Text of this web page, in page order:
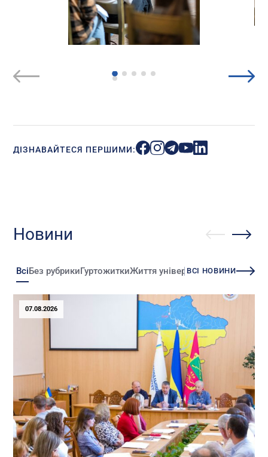
ДІЗНАВАЙТЕСЯ ПЕРШИМИ:
Новини
Всі Без рубрики ГуртожиткиЖиття університетуЗміни
ВСІ НОВИНИ
07.08.2026